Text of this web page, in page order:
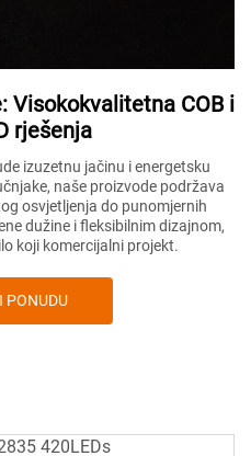
Visokokvalitetna COB i
rješenja
izuzetnu jačinu i energetsku
naše proizvode podržava
osvjetljenja do punomjernih
dužine i fleksibilnim dizajnom,
koji komercijalni projekt.
PONUDU